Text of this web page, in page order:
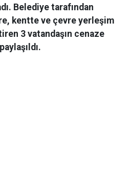
Belediye tarafından
kentte ve çevre yerleşim
3 vatandaşın cenaze